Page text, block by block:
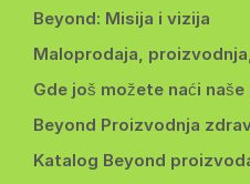
Beyond: Misija i vizija
Maloprodaja,
Gde još možete naći
Beyond Proizvodnja
Katalog Beyond